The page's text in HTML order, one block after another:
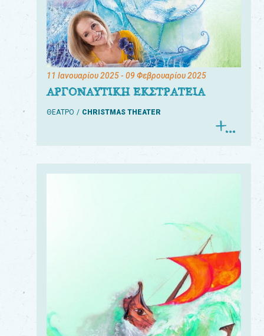
11 Ιανουαρίου 2025- 09 Φεβρουαρίου 2025
ΑΡΓΟΝΑΥΤΙΚΗ ΕΚΣΤΡΑΤΕΙΑ
ΘΕΑΤΡΟ CHRISTMAS THEATER